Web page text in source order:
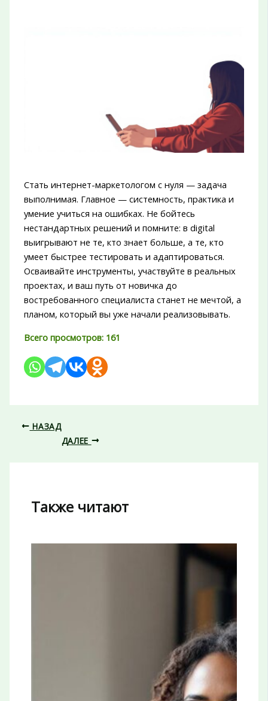
Стать интернет-маркетологом с нуля — задача
выполнимая. Главное — системность, практика и
умение учиться на ошибках. Не бойтесь
нестандартных решений и помните: в digital
выигрывают не те, кто знает больше, а те, кто
умеет быстрее тестировать и адаптироваться.
Осваивайте инструменты, участвуйте в реальных
проектах, и ваш путь от новичка до
востребованного специалиста станет не мечтой, а
планом, который вы уже начали реализовывать.
Всего просмотров: 161
НАЗАД
ДАЛЕЕ
Также читают